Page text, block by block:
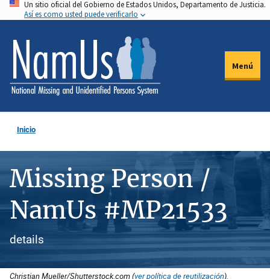
Pasar
al
contenido
principal
Un sitio oficial del Gobierno de Estados Unidos, Departamento de Justicia.
Así es como usted puede verificarlo
Menú
Inicio
Missing Person /
NamUs #MP21533
details
Christian Mueller/Shutterstock.com (ver política de reutilización).